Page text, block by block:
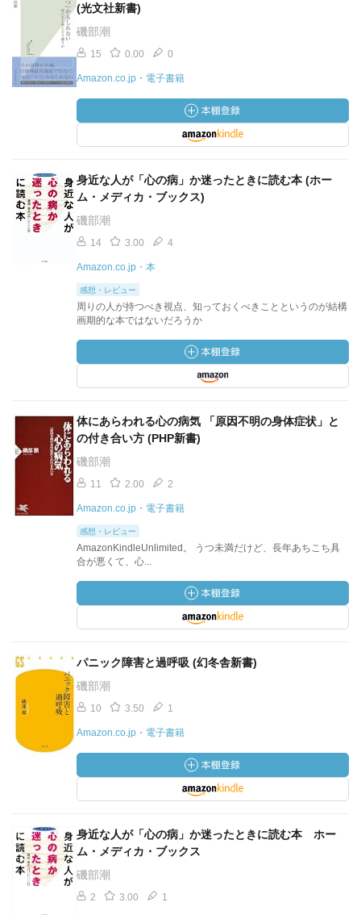
(光文社新書)
磯部潮
15 0.00 0
Amazon.co.jp・電子書籍
身近な人が「心の病」か迷ったときに読む本 (ホー
ム・メディカ・ブックス)
磯部潮
14 3.00 4
Amazon.co.jp・本
感想・レビュー
周りの人が持つべき視点、知っておくべきことというのが結構
画期的な本ではないだろうか
体にあらわれる心の病気 「原因不明の身体症状」と
の付き合い方 (PHP新書)
磯部潮
11 2.00 2
Amazon.co.jp・電子書籍
感想・レビュー
AmazonKindleUnlimited。 うつ未満だけど、長年あちこち具
合が悪くて、心...
パニック障害と過呼吸 (幻冬舎新書)
磯部潮
10 3.50 1
Amazon.co.jp・電子書籍
身近な人が「心の病」か迷ったときに読む本 ホー
ム・メディカ・ブックス
磯部潮
2 3.00 1